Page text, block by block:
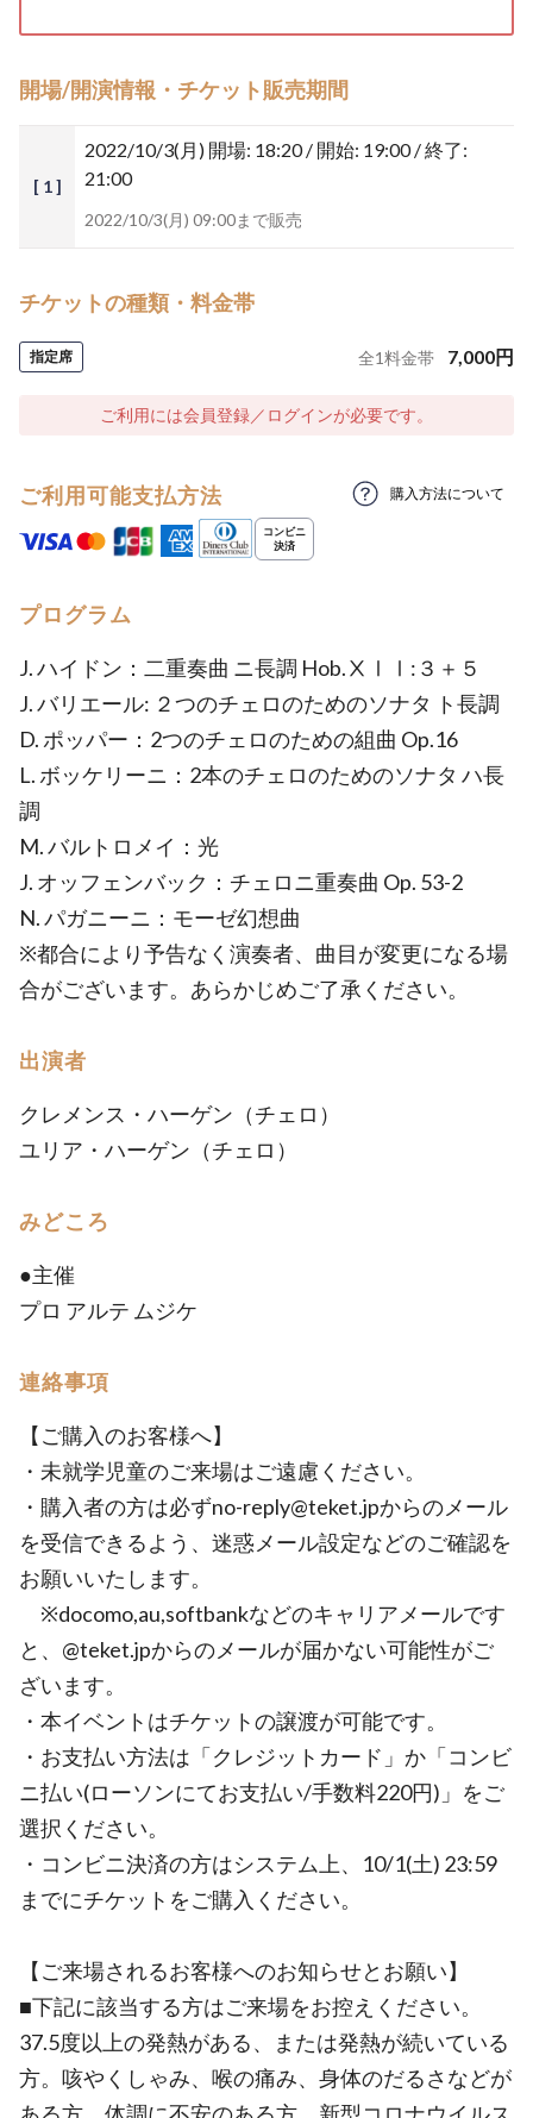
開場/開演情報・チケット販売期間
[ 1 ]
2022/10/3(月) 開場: 18:20 / 開始: 19:00 / 終了:
21:00
2022/10/3(月) 09:00まで販売
チケットの種類・料金帯
指定席 全1料金帯 7,000円
ご利用には会員登録／ログインが必要です。
ご利用可能支払方法 購入方法について
プログラム
J. ハイドン：二重奏曲 ニ長調 Hob.ⅩⅠⅠ:３＋５
J. バリエール: ２つのチェロのためのソナタ ト長調
D. ポッパー：2つのチェロのための組曲 Op.16
L. ボッケリーニ：2本のチェロのためのソナタ ハ長
調
M. バルトロメイ：光
J. オッフェンバック：チェロニ重奏曲 Op. 53-2
N. パガニーニ：モーゼ幻想曲
※都合により予告なく演奏者、曲目が変更になる場
合がございます。あらかじめご了承ください。
出演者
クレメンス・ハーゲン（チェロ）
ユリア・ハーゲン（チェロ）
みどころ
●主催
プロ アルテ ムジケ
連絡事項
【ご購入のお客様へ】
・未就学児童のご来場はご遠慮ください。
・購入者の方は必ずno-reply@teket.jpからのメール
を受信できるよう、迷惑メール設定などのご確認を
お願いいたします。
※docomo,au,softbankなどのキャリアメールです
と、@teket.jpからのメールが届かない可能性がご
ざいます。
・本イベントはチケットの譲渡が可能です。
・お支払い方法は「クレジットカード」か「コンビ
ニ払い(ローソンにてお支払い/手数料220円)」をご
選択ください。
・コンビニ決済の方はシステム上、10/1(土) 23:59
までにチケットをご購入ください。
【ご来場されるお客様へのお知らせとお願い】
■下記に該当する方はご来場をお控えください。
37.5度以上の発熱がある、または発熱が続いている
方。咳やくしゃみ、喉の痛み、身体のだるさなどが